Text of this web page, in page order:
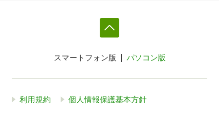
スマートフォン版 パソコン版
利用規約 個人情報保護基本方針